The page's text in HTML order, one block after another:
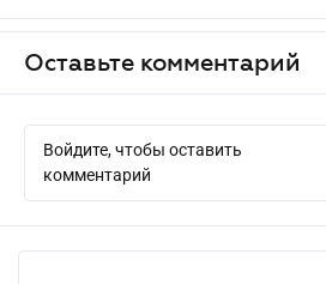
Оставьте комментарий
Войдите, чтобы оставить
комментарий